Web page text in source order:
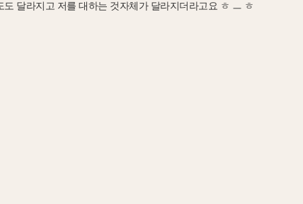
달라지고 저를 대하는 것자체가 달라지더라고요 ㅎ ㅡ ㅎ